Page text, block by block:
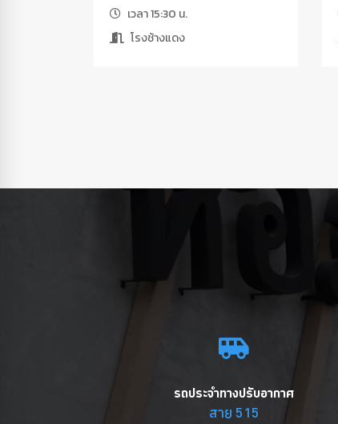
เวลา 15:30 น.
โรงช้างแดง
รถประจำทางปรับอากาศ
สาย 515